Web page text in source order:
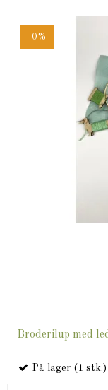
-0%
Broderilup med
På lager (1 stk.)